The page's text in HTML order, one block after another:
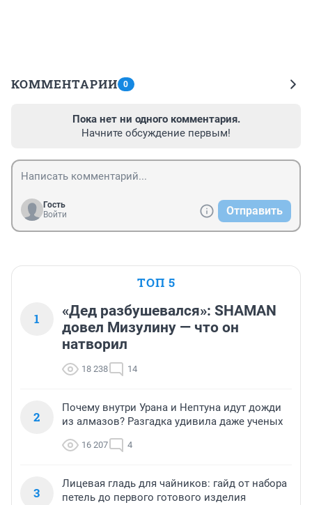
КОММЕНТАРИИ 0
Пока нет ни одного комментария.
Начните обсуждение первым!
Гость
Войти
Отправить
ТОП 5
1
«Дед разбушевался»: SHAMAN
довел Мизулину — что он
натворил
18 238 14
2
Почему внутри Урана и Нептуна идут дожди
из алмазов? Разгадка удивила даже ученых
16 207 4
3
Лицевая гладь для чайников: гайд от набора
петель до первого готового изделия